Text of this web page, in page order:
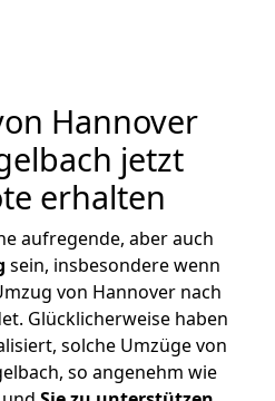
Hannover
jetzt
erhalten
aufregende, aber auch
sein, insbesondere wenn
von Hannover nach
Glücklicherweise haben
solche Umzüge von
so angenehm wie